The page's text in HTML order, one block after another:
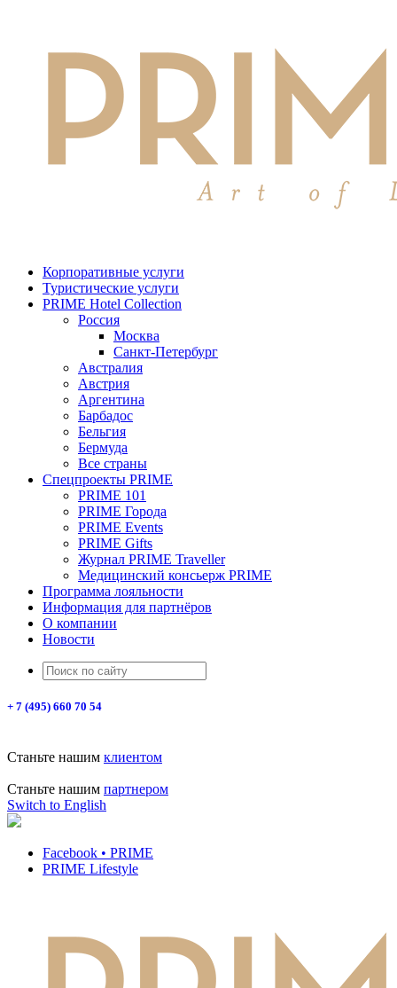
Корпоративные услуги
Туристические услуги
PRIME Hotel Collection
Россия
Москва
Санкт-Петербург
Австралия
Австрия
Аргентина
Барбадос
Бельгия
Бермуда
Все страны
Спецпроекты PRIME
PRIME 101
PRIME Города
PRIME Events
PRIME Gifts
Журнал PRIME Traveller
Медицинский консьерж PRIME
Программа лояльности
Информация для партнёров
О компании
Новости
+ 7 (495) 660 70 54
Станьте нашим клиентом
Станьте нашим партнером
Switch to English
Facebook • PRIME
PRIME Lifestyle